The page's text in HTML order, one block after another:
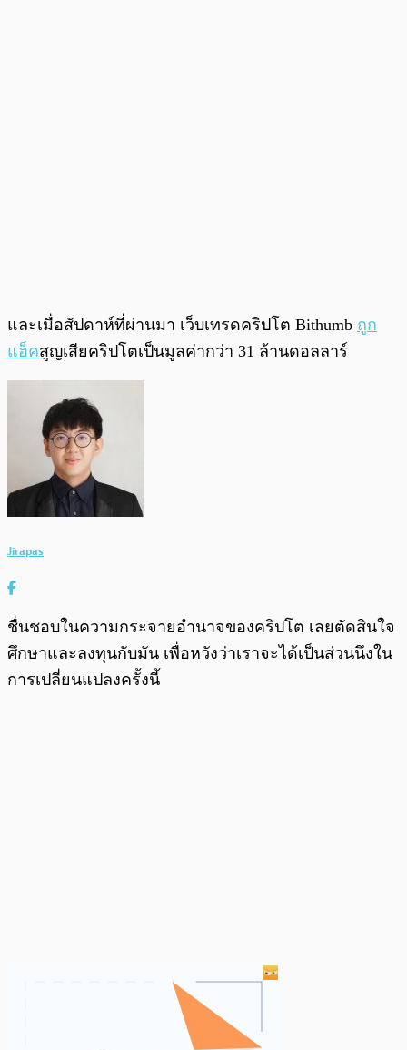
และเมื่อสัปดาห์ที่ผ่านมา เว็บเทรดคริปโต Bithumb ถูก
แฮ็คสูญเสียคริปโตเป็นมูลค่ากว่า 31 ล้านดอลลาร์
Jirapas
ชื่นชอบในความกระจายอำนาจของคริปโต เลยตัดสินใจ
ศึกษาและลงทุนกับมัน เพื่อหวังว่าเราจะได้เป็นส่วนนึงใน
การเปลี่ยนแปลงครั้งนี้